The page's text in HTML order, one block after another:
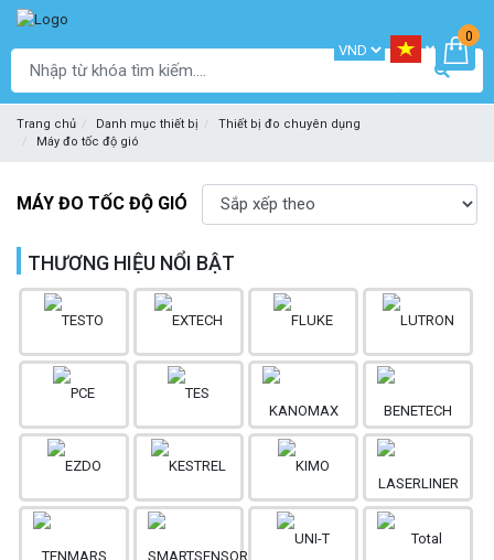
0
Trang chủ Danh mục thiết bị
Thiết bị đo chuyên dụng
Máy đo tốc độ gió
MÁY ĐO TỐC ĐỘ GIÓ
THƯƠNG HIỆU NỔI BẬT